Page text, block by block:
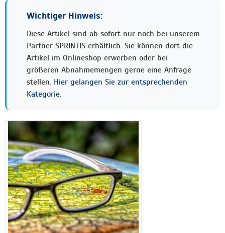
Wichtiger Hinweis:
Diese Artikel sind ab sofort nur noch bei unserem
Partner SPRINTIS erhältlich. Sie können dort die
Artikel im Onlineshop erwerben oder bei
größeren Abnahmemengen gerne eine Anfrage
stellen. Hier gelangen Sie zur entsprechenden
Kategorie.